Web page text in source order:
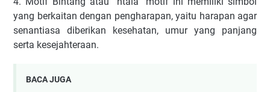
yang berkaitan dengan pengharapan, yaitu harapan agar
senantiasa diberikan kesehatan, umur yang panjang
serta kesejahteraan.
BACA JUGA